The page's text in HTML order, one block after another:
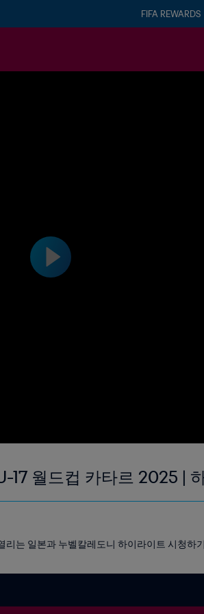
FIFA REWARDS
17 월드컵 카타르 2025 |
리는 일본과 누벨칼레도니 하이라이트 시청하